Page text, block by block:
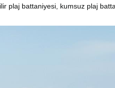
plaj battaniyesi, kumsuz plaj